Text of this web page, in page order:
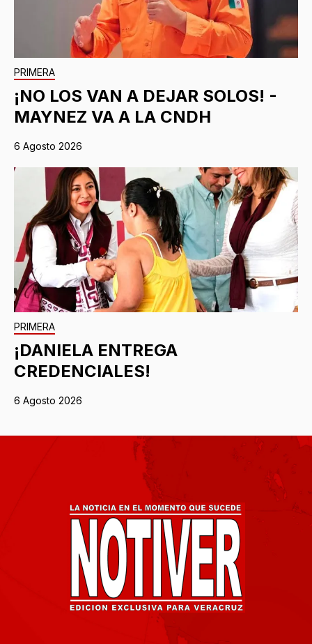
PRIMERA
¡NO LOS VAN A DEJAR SOLOS! -
MAYNEZ VA A LA CNDH
6 Agosto 2026
PRIMERA
¡DANIELA ENTREGA
CREDENCIALES!
6 Agosto 2026